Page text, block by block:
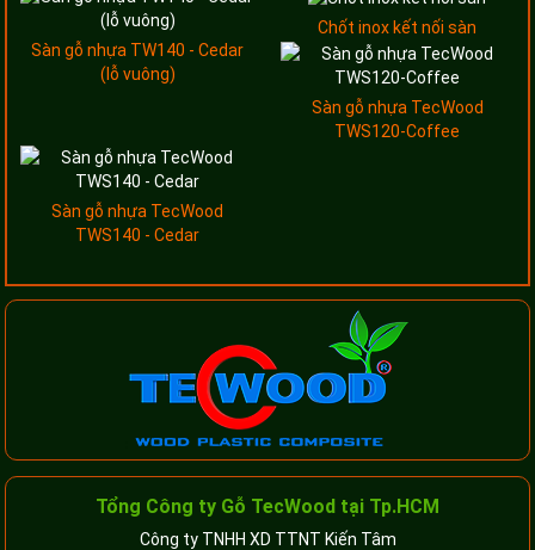
Sàn gỗ nhựa TW140 - Cedar
(lỗ vuông)
Chốt inox kết nối sàn
Sàn gỗ nhựa TecWood
TWS120-Coffee
Sàn gỗ nhựa TecWood
TWS140 - Cedar
Tổng Công ty Gỗ TecWood tại Tp.HCM
Công ty TNHH XD TTNT Kiến Tâm